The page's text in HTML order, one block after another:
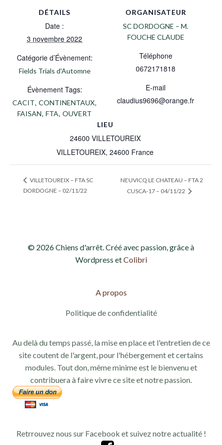
DÉTAILS
Date :
3 novembre 2022
Catégorie d’Évènement:
Fields Trials d'Automne
Évènement Tags:
CACIT, CONTINENTAUX,
FAISAN, FTA, OUVERT
LIEU
24600 VILLETOUREIX
VILLETOUREIX, 24600 France
ORGANISATEUR
SC DORDOGNE – M.
FOUCHE CLAUDE
Téléphone
0672171818
E-mail
claudius9696@orange.fr
VILLETOUREIX – FTA SC
DORDOGNE – 02/11/22
NEUVICQ LE CHATEAU – FTA 2
CUSCA-17 – 04/11/22
© 2026 Chiens d'arrêt. Créé avec passion, grâce à
Wordpress etColibri
A propos
Politique de confidentialité
Au delà du temps passé, la mise en place et l'entretien de ce
site coutent de l'argent, pour l'hébergement et certains
modules. Tout don, même minime est le bienvenu et
contribuera à faire vivre ce site et notre passion.
Retrrouvez nous sur Facebook et suivez notre actualité !